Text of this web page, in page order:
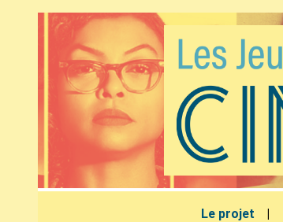
Le projet